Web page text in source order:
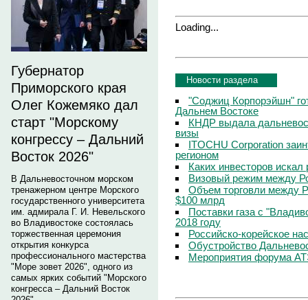
Губернатор
Приморского края
Олег Кожемяко дал
старт "Морскому
конгрессу – Дальний
Восток 2026"
В Дальневосточном морском
тренажерном центре Морского
государственного университета
им. адмирала Г. И. Невельского
во Владивостоке состоялась
торжественная церемония
открытия конкурса
профессионального мастерства
"Море зовет 2026", одного из
самых ярких событий "Морского
конгресса – Дальний Восток
Loading...
Новости раздела
"Соджиц Корпорэйшн"
Дальнем Востоке
КНДР выдала
визы
ITOCHU Corporation
регионом
Каких инвесторов искал
Визовый режим между
Объем торговли между
$100 млрд
Поставки газа с
2018 году
Российско-корейское
Обустройство
Мероприятия форума